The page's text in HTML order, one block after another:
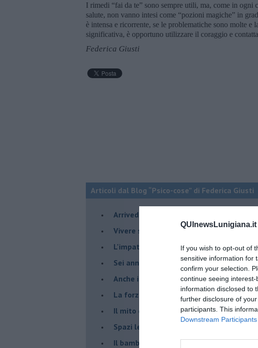
QUInewsLunigiana.it
If you wish to opt-out of
sensitive information for
confirm your selection.
continue seeing
information disclosed to
further disclosure of
participants. This
Downstream Participants
I rimedi “fai da te” sono sempre utili, ma, come in
salute, non vanno intesi come “pozioni magiche” in
è intensa e ricorrente, se le problematiche sono molte e
significativa, è opportuno utilizzare il coraggio e
Federica Giusti
Articoli dal Blog “Psico-cose” di Federica Giusti
​Arrivederci a settembre
​Vivere secondo la regola del QB
​L'impatto delle alte temperature
Sei anni di Psico-Cose
​Anche il terapeuta “sente”
​La forza silenziosa dell'impegno
​Il mito della madre leonessa
Spazi leggeri per tempi complessi
Il bambino, il marshmallow e il tempo